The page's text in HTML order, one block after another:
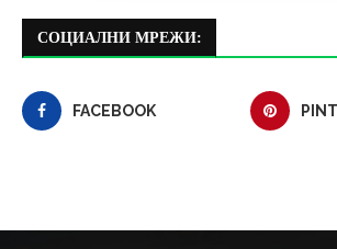
СОЦИАЛНИ МРЕЖИ:
FACEBOOK